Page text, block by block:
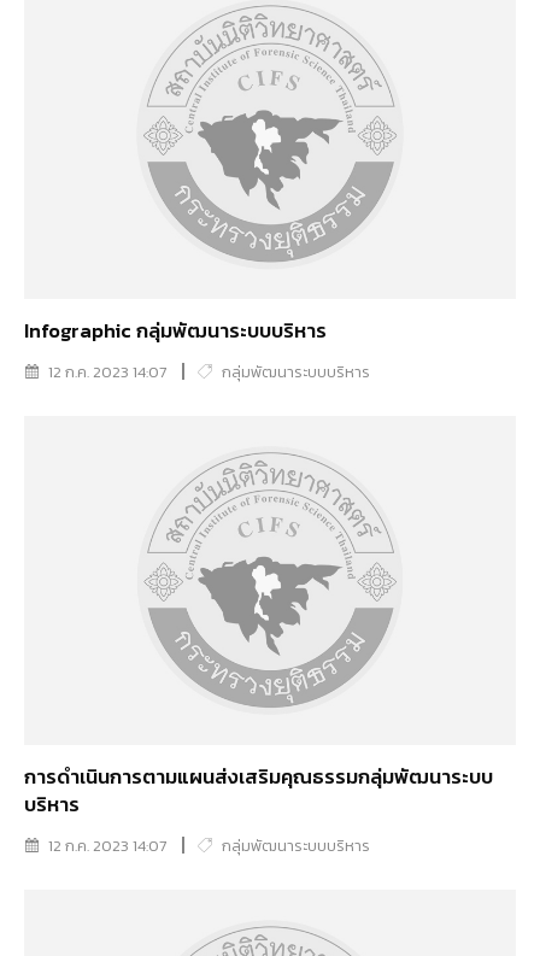
Infographic กลุ่มพัฒนาระบบบริหาร
12 ก.ค. 2023 14:07 กลุ่มพัฒนาระบบบริหาร
การดำเนินการตามแผนส่งเสริมคุณธรรมกลุ่มพัฒนาระบบ
บริหาร
12 ก.ค. 2023 14:07 กลุ่มพัฒนาระบบบริหาร